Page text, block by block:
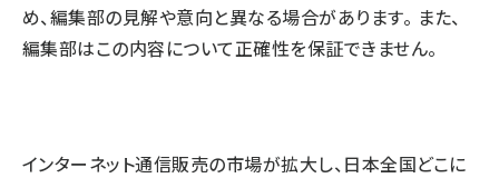
め、編集部の見解や意向と異なる場合があります。 また、
編集部はこの内容について正確性を保証できません。
インターネット通信販売の市場が拡大し、日本全国どこに